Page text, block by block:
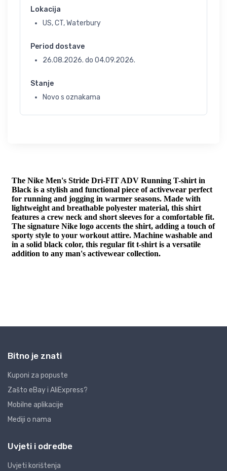
Lokacija
US, CT, Waterbury
Period dostave
26.08.2026. do 04.09.2026.
Stanje
Novo s oznakama
Bitno je znati
Kuponi za popuste
Zašto eBay i AliExpress?
Mobilne aplikacije
Mediji o nama
Uvjeti i odredbe
Uvjeti korištenja